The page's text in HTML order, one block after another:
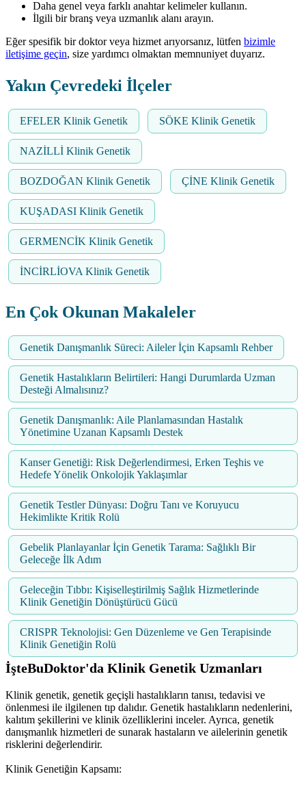
Daha genel veya farklı anahtar kelimeler kullanın.
İlgili bir branş veya uzmanlık alanı arayın.
Eğer spesifik bir doktor veya hizmet arıyorsanız, lütfen bizimle
iletişime geçin, size yardımcı olmaktan memnuniyet duyarız.
Yakın Çevredeki İlçeler
EFELER Klinik Genetik SÖKE Klinik Genetik
NAZİLLİ Klinik Genetik
BOZDOĞAN Klinik Genetik ÇİNE Klinik Genetik
KUŞADASI Klinik Genetik
GERMENCİK Klinik Genetik
İNCİRLİOVA Klinik Genetik
En Çok Okunan Makaleler
Genetik Danışmanlık Süreci: Aileler İçin Kapsamlı Rehber
Genetik Hastalıkların Belirtileri: Hangi Durumlarda Uzman
Desteği Almalısınız?
Genetik Danışmanlık: Aile Planlamasından Hastalık
Yönetimine Uzanan Kapsamlı Destek
Kanser Genetiği: Risk Değerlendirmesi, Erken Teşhis ve
Hedefe Yönelik Onkolojik Yaklaşımlar
Genetik Testler Dünyası: Doğru Tanı ve Koruyucu
Hekimlikte Kritik Rolü
Gebelik Planlayanlar İçin Genetik Tarama: Sağlıklı Bir
Geleceğe İlk Adım
Geleceğin Tıbbı: Kişiselleştirilmiş Sağlık Hizmetlerinde
Klinik Genetiğin Dönüştürücü Gücü
CRISPR Teknolojisi: Gen Düzenleme ve Gen Terapisinde
Klinik Genetiğin Rolü
İşteBuDoktor'da Klinik Genetik Uzmanları
Klinik genetik, genetik geçişli hastalıkların tanısı, tedavisi ve
önlenmesi ile ilgilenen tıp dalıdır. Genetik hastalıkların nedenlerini,
kalıtım şekillerini ve klinik özelliklerini inceler. Ayrıca, genetik
danışmanlık hizmetleri de sunarak hastaların ve ailelerinin genetik
risklerini değerlendirir.
Klinik Genetiğin Kapsamı: